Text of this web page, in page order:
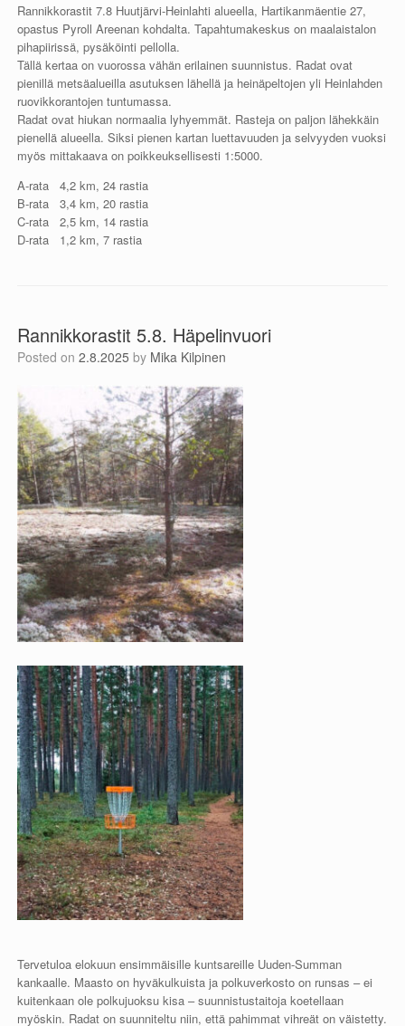
Rannikkorastit 7.8 Huutjärvi-Heinlahti alueella, Hartikanmäentie 27,
opastus Pyroll Areenan kohdalta. Tapahtumakeskus on maalaistalon
pihapiirissä, pysäköinti pellolla.
Tällä kertaa on vuorossa vähän erilainen suunnistus. Radat ovat
pienillä metsäalueilla asutuksen lähellä ja heinäpeltojen yli Heinlahden
ruovikkorantojen tuntumassa.
Radat ovat hiukan normaalia lyhyemmät. Rasteja on paljon lähekkäin
pienellä alueella. Siksi pienen kartan luettavuuden ja selvyyden vuoksi
myös mittakaava on poikkeuksellisesti 1:5000.
A-rata 4,2 km, 24 rastia
B-rata 3,4 km, 20 rastia
C-rata 2,5 km, 14 rastia
D-rata 1,2 km, 7 rastia
Rannikkorastit 5.8. Häpelinvuori
Posted on 2.8.2025 by Mika Kilpinen
Tervetuloa elokuun ensimmäisille kuntsareille Uuden-Summan
kankaalle. Maasto on hyväkulkuista ja polkuverkosto on runsas – ei
kuitenkaan ole polkujuoksu kisa – suunnistustaitoja koetellaan
myöskin. Radat on suunniteltu niin, että pahimmat vihreät on väistetty.